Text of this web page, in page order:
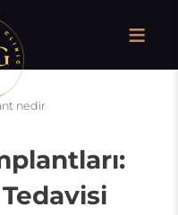
nedir
Tedavisi